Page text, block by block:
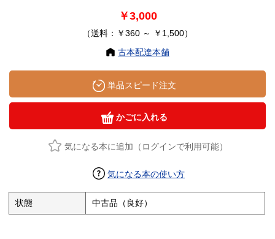
￥3,000
（送料：￥360 ～ ￥1,500）
古本配達本舗
単品スピード注文
かごに入れる
気になる本に追加（ログインで利用可能）
気になる本の使い方
状態 中古品（良好）